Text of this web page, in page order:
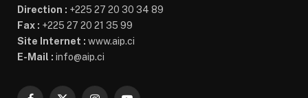
Direction : +225 27 20 30 34 89
Fax : +225 27 20 21 35 99
Site Internet : www.aip.ci
E-Mail : info@aip.ci